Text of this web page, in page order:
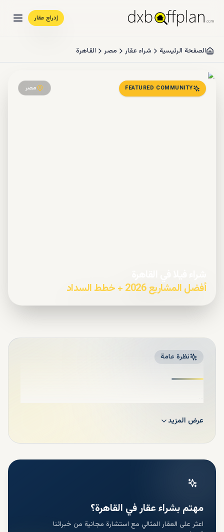
إدراج عقار
الصفحة الرئيسية شراء عقار مصر القاهرة
FEATURED COMMUNITY مصر
أفضل المشاريع 2026 + خطط السداد
نظرة عامة
عرض المزيد
مهتم بشراء عقار في القاهرة؟
اعثر على العقار المثالي مع استشارة مجانية من خبرائنا